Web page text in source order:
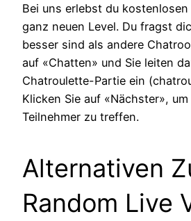
Bei uns erlebst du
ganz neuen Level. Du fragst
besser sind als andere
auf «Chatten» und Sie leiten
Chatroulette-Partie ein
Klicken Sie auf «Nächster»,
Teilnehmer zu treffen.
Alternativen
Random Live